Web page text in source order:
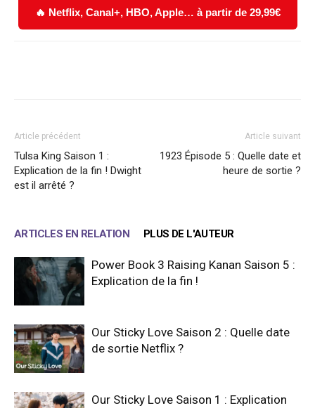
🔥 Netflix, Canal+, HBO, Apple… à partir de 29,99€
Article précédent
Tulsa King Saison 1 :
Explication de la fin ! Dwight
est il arrêté ?
Article suivant
1923 Épisode 5 : Quelle date et
heure de sortie ?
ARTICLES EN RELATION PLUS DE L'AUTEUR
Power Book 3 Raising Kanan Saison 5 :
Explication de la fin !
Our Sticky Love Saison 2 : Quelle date
de sortie Netflix ?
Our Sticky Love Saison 1 : Explication